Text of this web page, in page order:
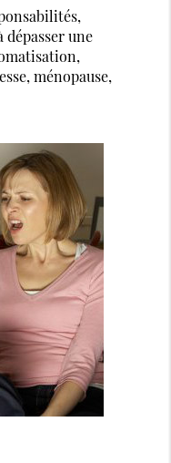
une
ménopause,